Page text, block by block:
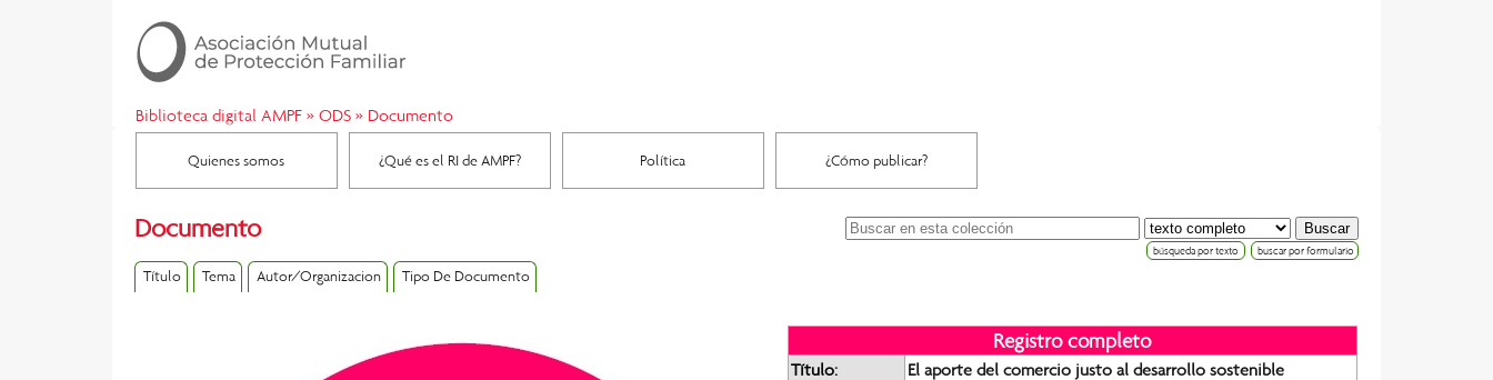
Biblioteca digital AMPF» ODS» Documento
Quienes somos ¿Qué es el RI de AMPF? Política ¿Cómo publicar?
Documento
búsqueda por texto buscar por formulario
Título Tema Autor/Organizacion Tipo De Documento
Registro completo
Título:
El aporte del comercio justo al desarrollo sostenible